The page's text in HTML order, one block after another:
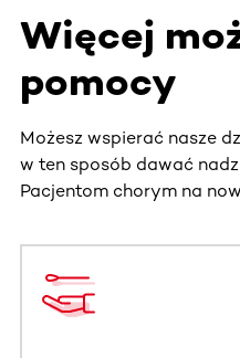
Więcej
pomocy
Możesz wspierać nasze
w ten sposób dawać
Pacjentom chorym na